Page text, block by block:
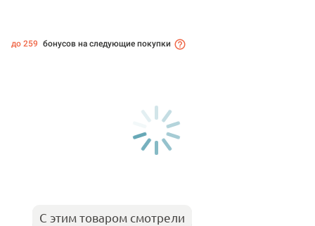
до 259 бонусов на следующие покупки
С этим товаром смотрели